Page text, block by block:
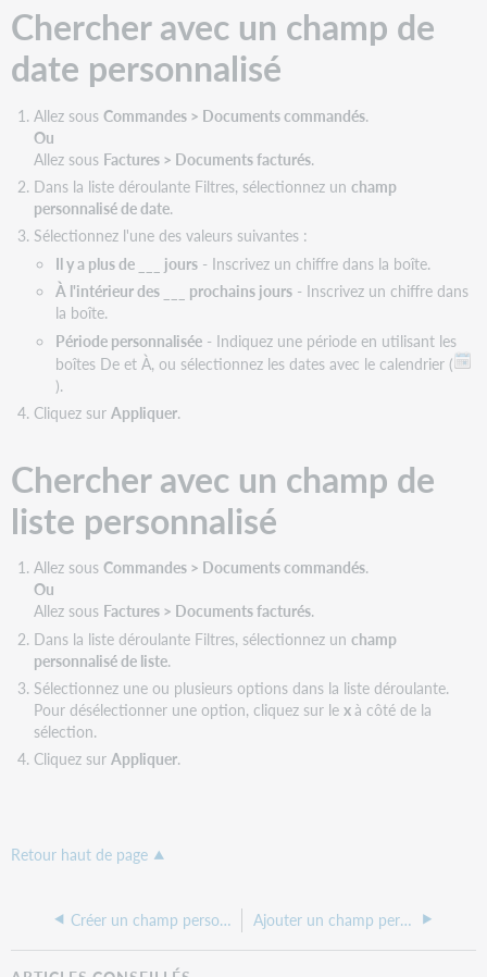
Chercher avec un champ de
date personnalisé
Allez sous Commandes > Documents commandés.
Ou
Allez sous Factures > Documents facturés.
Dans la liste déroulante Filtres, sélectionnez un champ
personnalisé de date.
Sélectionnez l'une des valeurs suivantes :
Il y a plus de ___ jours- Inscrivez un chiffre dans la boîte.
À l'intérieur des ___ prochains jours- Inscrivez un chiffre dans
la boîte.
Période personnalisée- Indiquez une période en utilisant les
boîtes De et À, ou sélectionnez les dates avec le calendrier (
).
Cliquez sur Appliquer.
Chercher avec un champ de
liste personnalisé
Allez sous Commandes > Documents commandés.
Ou
Allez sous Factures > Documents facturés.
Dans la liste déroulante Filtres, sélectionnez un champ
personnalisé de liste.
Sélectionnez une ou plusieurs options dans la liste déroulante.
Pour désélectionner une option, cliquez sur le xà côté de la
sélection.
Cliquez sur Appliquer.
Retour haut de page
Créer un champ personnalisé Ajouter un champ personnalisé à un document facturé ou un document commandé